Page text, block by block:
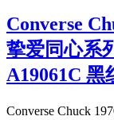
Converse
挚爱同心系
A19061C 黑
Converse Chuck